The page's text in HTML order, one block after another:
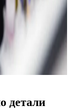
детали